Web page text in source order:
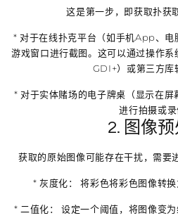
这是第一步，即获取扑获
* 对于在线扑克平台（如手机App、电
游戏窗口进行截图。这可以通过操作
GDI+）或第三方库
* 对于实体赌场的电子牌桌（显示在屏
进行拍摄或录
2. 图像
获取的原始图像可能存在干扰，需要
*灰度化： 将彩色将彩色图像转换
* 二值化：
设定一个阈值，将图像变